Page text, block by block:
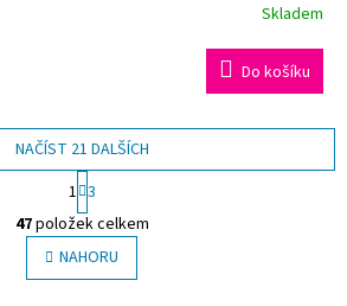
Skladem
Do košíku
O
v
l
á
NAČÍST 21 DALŠÍCH
S
t
r
á
n
k
1 3
47položek celkem
NAHORU